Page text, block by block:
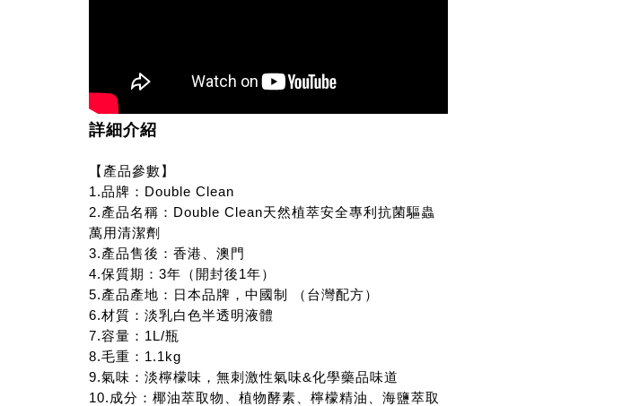
詳細介紹
【產品參數】
1.品牌：Double Clean
2.產品名稱：Double Clean天然植萃安全專利抗菌驅蟲
萬用清潔劑
3.產品售後：香港、澳門
4.保質期：3年（開封後1年）
5.產品產地：日本品牌，中國制 （台灣配方）
6.材質：淡乳白色半透明液體
7.容量：1L/瓶
8.毛重：1.1kg
9.氣味：淡檸檬味，無刺激性氣味&化學藥品味道
10.成分：椰油萃取物、植物酵素、檸檬精油、海鹽萃取